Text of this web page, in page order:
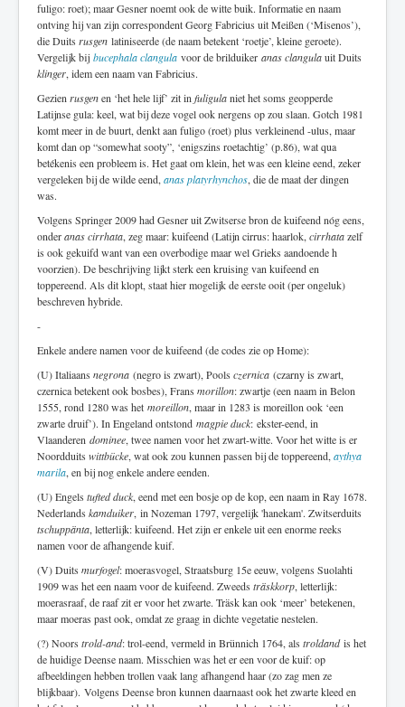
fuligo: roet); maar Gesner noemt ook de witte buik. Informatie en naam
ontving hij van zijn correspondent Georg Fabricius uit Meißen (‘Misenos’),
die Duits rusgen latiniseerde (de naam betekent ‘roetje’, kleine geroete).
Vergelijk bij bucephala clangula voor de brilduiker anas clangulauit Duits
klinger, idem een naam van Fabricius.
Gezien rusgenen ‘het hele lijf’ zit in fuligulaniet het soms geopperde
Latijnse gula: keel, wat bij deze vogel ook nergens op zou slaan. Gotch 1981
komt meer in de buurt, denkt aan fuligo (roet) plus verkleinend -ulus, maar
komt dan op “somewhat sooty”, ‘enigszins roetachtig’ (p.86), wat qua
betékenis een probleem is. Het gaat om klein, het was een kleine eend, zeker
vergeleken bij de wilde eend, anas platyrhynchos, die de maat der dingen
was.
Volgens Springer 2009 had Gesner uit Zwitserse bron de kuifeend nóg eens,
onderanas cirrhata, zeg maar: kuifeend (Latijn cirrus: haarlok, cirrhatazelf
is ook gekuifd want van een overbodige maar wel Grieks aandoende h
voorzien). De beschrijving lijkt sterk een kruising van kuifeend en
toppereend. Als dit klopt, staat hier mogelijk de eerste ooit (per ongeluk)
beschreven hybride.
-
Enkele andere namen voor de kuifeend (de codes zie op Home):
(U) Italiaans negrona (negro is zwart), Pools czernica (czarny is zwart,
czernica betekent ook bosbes), Frans morillon: zwartje (een naam in Belon
1555, rond 1280 was het moreillon, maar in 1283 is moreillon ook ‘een
zwarte druif’). In Engeland ontstond magpie duck: ekster-eend, in
Vlaanderen dominee, twee namen voor het zwart-witte. Voor het witte is er
Noordduits wittbücke, wat ook zou kunnen passen bij de toppereend, aythya
marila, en bij nog enkele andere eenden.
(U) Engels tufted duck, eend met een bosje op de kop, een naam in Ray 1678.
Nederlands kamduiker, in Nozeman 1797, vergelijk 'hanekam'. Zwitserduits
tschuppänta, letterlijk: kuifeend. Het zijn er enkele uit een enorme reeks
namen voor de afhangende kuif.
(V) Duits murfogel: moerasvogel, Straatsburg 15e eeuw, volgens Suolahti
1909 was het een naam voor de kuifeend. Zweeds träskkorp, letterlijk:
moerasraaf, de raaf zit er voor het zwarte. Träsk kan ook ‘meer’ betekenen,
maar moeras past ook, omdat ze graag in dichte vegetatie nestelen.
(?) Noors trold-and: trol-eend, vermeld in Brünnich 1764, als troldandis het
de huidige Deense naam. Misschien was het er een voor de kuif: op
afbeeldingen hebben trollen vaak lang afhangend haar (zo zag men ze
blijkbaar). Volgens Deense bron kunnen daarnaast ook het zwarte kleed en